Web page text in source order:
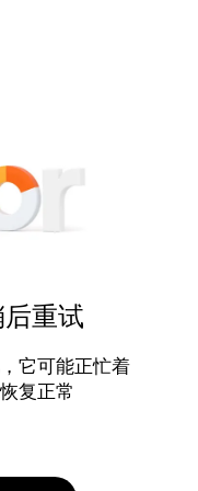
重试
它可能正忙着
复正常